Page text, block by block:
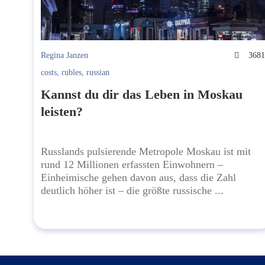
Regina Janzen
3681
costs, rubles, russian
Kannst du dir das Leben in Moskau
leisten?
Russlands pulsierende Metropole Moskau ist mit
rund 12 Millionen erfassten Einwohnern –
Einheimische gehen davon aus, dass die Zahl
deutlich höher ist – die größte russische ...